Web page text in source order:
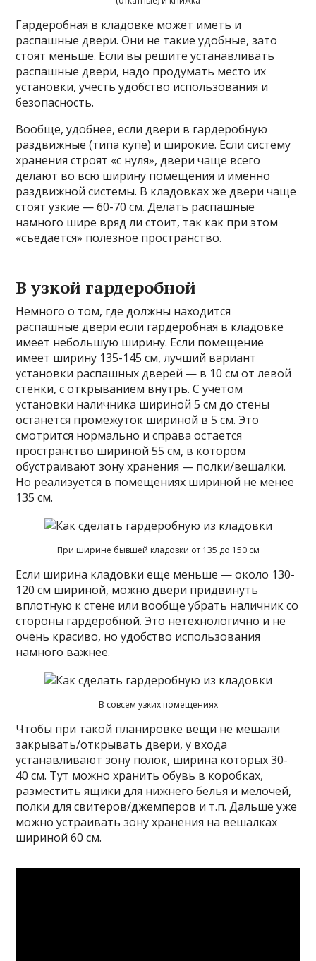
Гардеробная в кладовке может иметь и
распашные двери. Они не такие удобные, зато
стоят меньше. Если вы решите устанавливать
распашные двери, надо продумать место их
установки, учесть удобство использования и
безопасность.
Вообще, удобнее, если двери в гардеробную
раздвижные (типа купе) и широкие. Если систему
хранения строят «с нуля», двери чаще всего
делают во всю ширину помещения и именно
раздвижной системы. В кладовках же двери чаще
стоят узкие — 60-70 см. Делать распашные
намного шире вряд ли стоит, так как при этом
«съедается» полезное пространство.
В узкой гардеробной
Немного о том, где должны находится
распашные двери если гардеробная в кладовке
имеет небольшую ширину. Если помещение
имеет ширину 135-145 см, лучший вариант
установки распашных дверей — в 10 см от левой
стенки, с открыванием внутрь. С учетом
установки наличника шириной 5 см до стены
останется промежуток шириной в 5 см. Это
смотрится нормально и справа остается
пространство шириной 55 см, в котором
обустраивают зону хранения — полки/вешалки.
Но реализуется в помещениях шириной не менее
135 см.
При ширине бывшей кладовки от 135 до 150 см
Если ширина кладовки еще меньше — около 130-
120 см шириной, можно двери придвинуть
вплотную к стене или вообще убрать наличник со
стороны гардеробной. Это нетехнологично и не
очень красиво, но удобство использования
намного важнее.
В совсем узких помещениях
Чтобы при такой планировке вещи не мешали
закрывать/открывать двери, у входа
устанавливают зону полок, ширина которых 30-
40 см. Тут можно хранить обувь в коробках,
разместить ящики для нижнего белья и мелочей,
полки для свитеров/джемперов и т.п. Дальше уже
можно устраивать зону хранения на вешалках
шириной 60 см.